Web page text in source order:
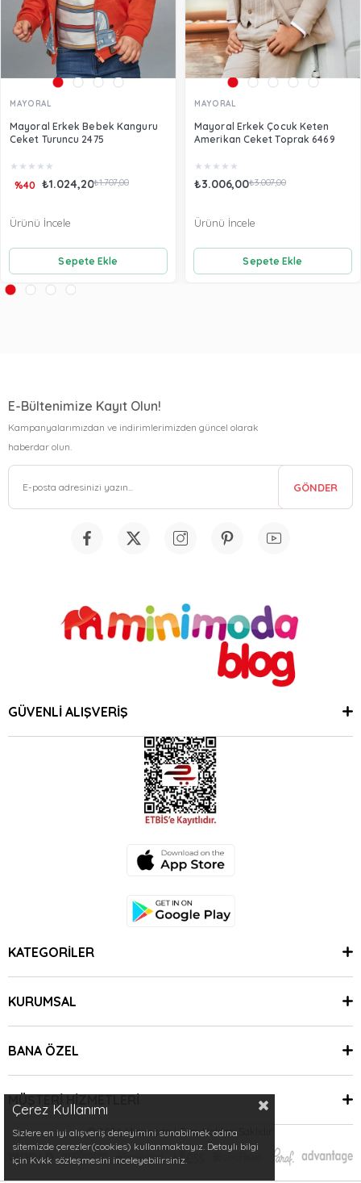
MAYORAL
Mayoral Erkek Bebek Kanguru
Ceket Turuncu 2475
★ ★ ★ ★ ★
₺1.024,20₺1.707,00
%40
Sepete Ekle
Ürünü İncele
MAYORAL
Mayoral Erkek Çocuk Keten
Amerikan Ceket Toprak 6469
★ ★ ★ ★ ★
₺3.006,00₺3.007,00
Sepete Ekle
Ürünü İncele
E-Bültenimize Kayıt Olun!
Kampanyalarımızdan ve indirimlerimizden güncel olarak
haberdar olun.
GÖNDER
GÜVENLİ ALIŞVERİŞ
KATEGORİLER
KURUMSAL
BANA ÖZEL
MÜŞTERİ HİZMETLERİ
© 2024 Minimoda | Tüm Hakları Saklıdır.
Çerez Kullanımı
Sizlere en iyi alışveriş deneyimini sunabilmek adına
sitemizde çerezler(cookies) kullanmaktayız. Detaylı bilgi
için Kvkk sözleşmesini inceleyebilirsiniz.